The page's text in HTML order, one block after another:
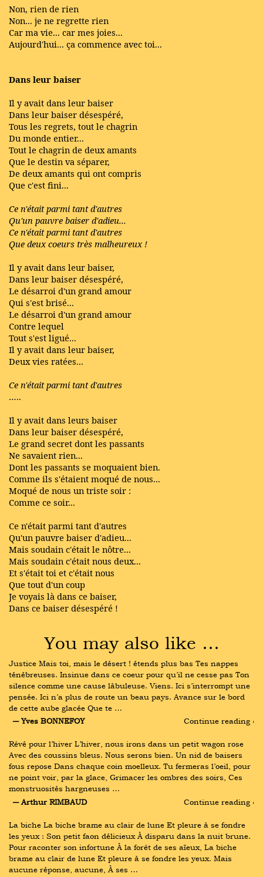
Non, rien de rien
Non... je ne regrette rien
Car ma vie... car mes joies...
Aujourd'hui... ça commence avec toi...
Dans leur baiser
Il y avait dans leur baiser
Dans leur baiser désespéré,
Tous les regrets, tout le chagrin
Du monde entier...
Tout le chagrin de deux amants
Que le destin va séparer,
De deux amants qui ont compris
Que c'est fini...
Ce n'était parmi tant d'autres
Qu'un pauvre baiser d'adieu...
Ce n'était parmi tant d'autres
Que deux coeurs très malheureux !
Il y avait dans leur baiser,
Dans leur baiser désespéré,
Le désarroi d'un grand amour
Qui s'est brisé...
Le désarroi d'un grand amour
Contre lequel
Tout s'est ligué...
Il y avait dans leur baiser,
Deux vies ratées...
Ce n'était parmi tant d'autres
…..
Il y avait dans leurs baiser
Dans leur baiser désespéré,
Le grand secret dont les passants
Ne savaient rien...
Dont les passants se moquaient bien.
Comme ils s'étaient moqué de nous...
Moqué de nous un triste soir :
Comme ce soir...
Ce n'était parmi tant d'autres
Qu'un pauvre baiser d'adieu...
Mais soudain c'était le nôtre...
Mais soudain c'était nous deux...
Et s'était toi et c'était nous
Que tout d'un coup
Je voyais là dans ce baiser,
Dans ce baiser désespéré !
You may also like …
Justice Mais toi, mais le désert ! étends plus bas Tes nappes
ténébreuses. Insinue dans ce coeur pour qu’il ne cesse pas Ton
silence comme une cause làbuleuse. Viens. Ici s’interrompt une
pensée. Ici n’a plus de route un beau pays. Avance sur le bord
de cette aube glacée Que te …
― Yves BONNEFOY
Continue reading ›
Rêvé pour l’hiver L’hiver, nous irons dans un petit wagon rose
Avec des coussins bleus. Nous serons bien. Un nid de baisers
fous repose Dans chaque coin moelleux. Tu fermeras l’oeil, pour
ne point voir, par la glace, Grimacer les ombres des soirs, Ces
monstruosités hargneuses …
― Arthur RIMBAUD
Continue reading ›
La biche La biche brame au clair de lune Et pleure à se fondre
les yeux : Son petit faon délicieux À disparu dans la nuit brune.
Pour raconter son infortune À la forêt de ses aïeux, La biche
brame au clair de lune Et pleure à se fondre les yeux. Mais
aucune réponse, aucune, À ses …